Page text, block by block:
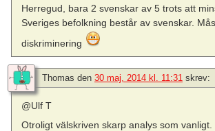
Herregud, bara 2 svenskar av 5 trots att
Sveriges befolkning består av svenskar.
diskriminering
Thomas den 30 maj, 2014 kl. 11:31 skrev:
@Ulf T
Otroligt välskriven skarp analys som vanligt.